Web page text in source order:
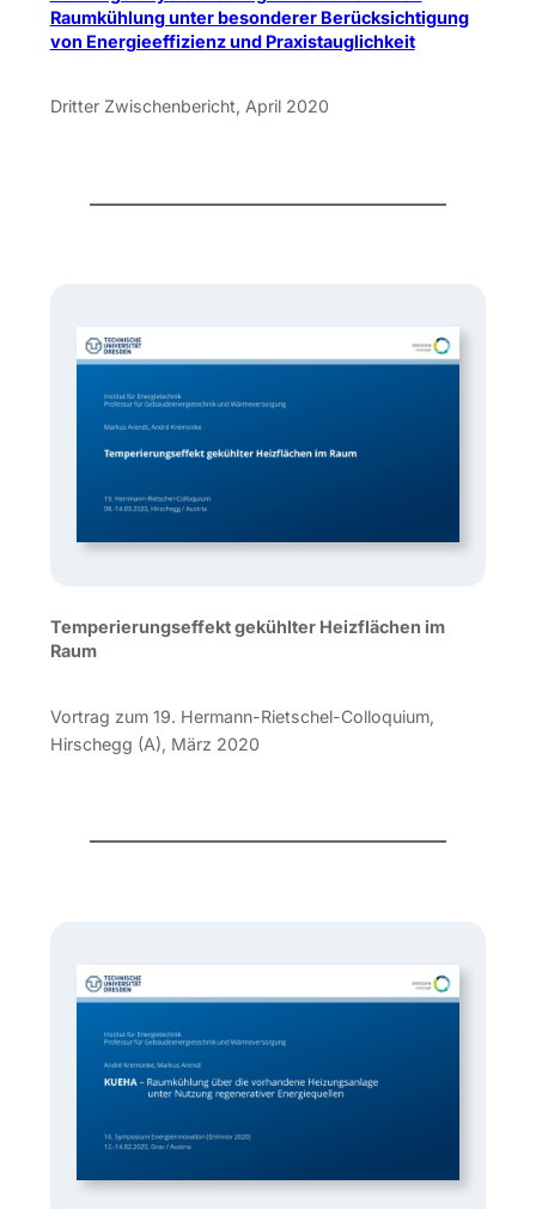
Raumkühlung unter besonderer Berücksichtigung
von Energieeffizienz und Praxistauglichkeit
Dritter Zwischenbericht, April 2020
Temperierungseffekt gekühlter Heizflächen im
Raum
Vortrag zum 19. Hermann-Rietschel-Colloquium,
Hirschegg (A), März 2020